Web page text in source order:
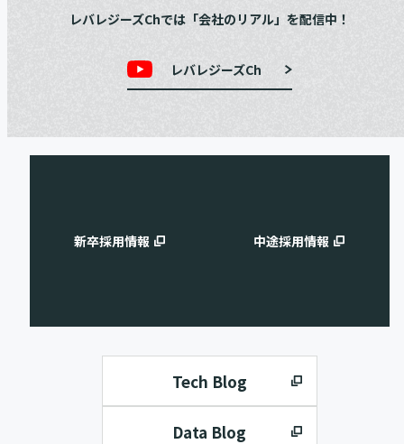
レバレジーズChでは「会社のリアル」を配信中！
レバレジーズCh
新卒採用情報 中途採用情報
Tech Blog
Data Blog